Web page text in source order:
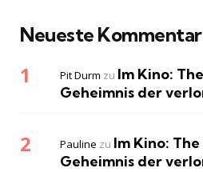
Neueste
Pit Durm zu Im Kino:
Geheimnis der
Pauline zu Im Kino:
Geheimnis der